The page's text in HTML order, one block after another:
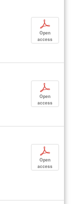
p
Open
access
p
Open
access
p
Open
access